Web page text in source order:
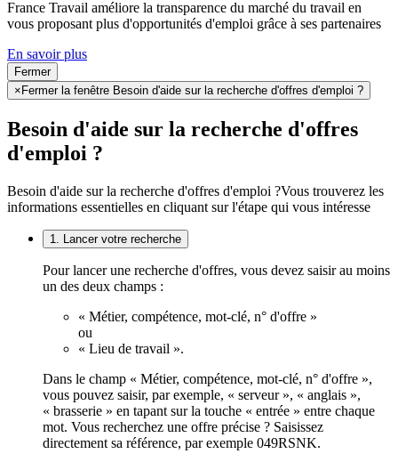
France Travail améliore la transparence du marché du travail en
vous proposant plus d'opportunités d'emploi grâce à ses partenaires
En savoir plus
Fermer
× Fermer la fenêtre Besoin d'aide sur la recherche d'offres d'emploi ?
Besoin d'aide sur la recherche d'offres
d'emploi ?
Besoin d'aide sur la recherche d'offres d'emploi ?Vous trouverez les
informations essentielles en cliquant sur l'étape qui vous intéresse
1. Lancer votre recherche
Pour lancer une recherche d'offres, vous devez saisir au moins
un des deux champs :
« Métier, compétence, mot-clé, n° d'offre »
ou
« Lieu de travail ».
Dans le champ « Métier, compétence, mot-clé, n° d'offre »,
vous pouvez saisir, par exemple, « serveur », « anglais »,
« brasserie » en tapant sur la touche « entrée » entre chaque
mot. Vous recherchez une offre précise ? Saisissez
directement sa référence, par exemple 049RSNK.